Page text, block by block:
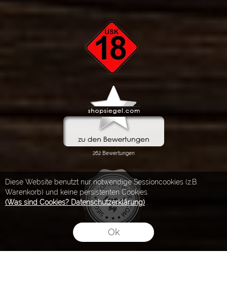
Diese Website benutzt nur notwendige Sessioncookies (z.B.
Warenkorb) und keine persistenten Cookies.
(Was sind Cookies? Datenschutzerklärung)
Ok